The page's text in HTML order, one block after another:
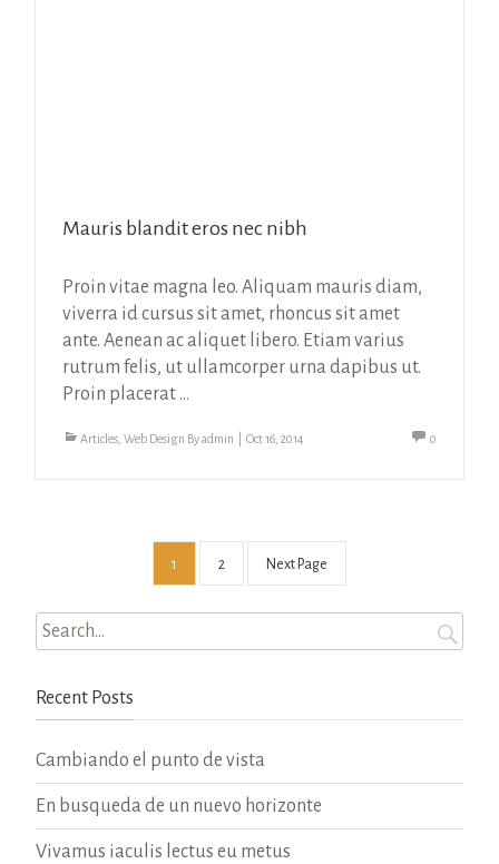
Mauris blandit eros nec nibh
Proin vitae magna leo. Aliquam mauris diam,
viverra id cursus sit amet, rhoncus sit amet
ante. Aenean ac aliquet libero. Etiam varius
rutrum felis, ut ullamcorper urna dapibus ut.
Proin placerat ...
0
Articles Web Design Byadmin Oct 16, 2014
1 2 Next Page
Search
for:
Recent Posts
Cambiando el punto de vista
En busqueda de un nuevo horizonte
Vivamus iaculis lectus eu metus